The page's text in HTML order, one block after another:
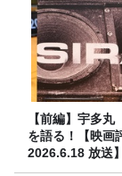
【前編】宇多丸
を語る！【映画
2026.6.18 放送】